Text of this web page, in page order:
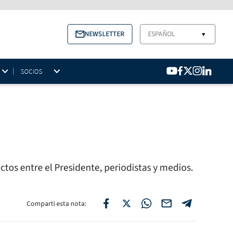
NEWSLETTER ESPAÑOL ▼
SOCIOS
entre el Presidente, periodistas y medios.
Compartí esta nota: